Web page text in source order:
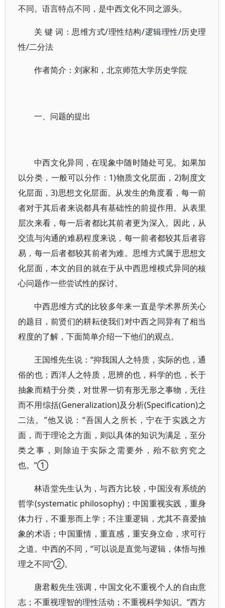
不同。语言特点不同，是中西文化不同之源头。
关 键 词：思维方式/理性结构/逻辑理性/历史理
性/二分法
作者简介：刘家和，北京师范大学历史学院
一、问题的提出
中西文化异同，在现象中随时随处可见。如果加
以分类，一般可以分作：1)物质文化层面，2)制度文
化层面，3)思想文化层面。从发生的角度看，每一前
者对于其后者来说都具有基础性的前提作用。从表里
层次来看，每一后者都比其前者更为深入。因此，从
交流与沟通的难易程度来说，每一前者都较其后者容
易，每一后者都较其前者为难。思维方式属于思想文
化层面，本文的目的就在于从中西思维模式异同的核
心问题作一些尝试性的探讨。
中西思维方式的比较多年来一直是学术界所关心
的题目，前贤们的耕耘使我们对中西之同异有了相当
程度的了解，下面简单介绍一下他们的观点。
王国维先生说：“抑我国人之特质，实际的也，通
俗的也；西洋人之特质，思辨的也，科学的也，长于
抽象而精于分类，对世界一切有形无形之事物，无往
而不用综括(Generalization)及分析(Specification)之
二法。”他又说：“吾国人之所长，宁在于实践之方
面，而于理论之方面，则以具体的知识为满足，至分
类之事，则除迫于实际之需要外，殆不欲穷究之
也。”①
林语堂先生认为，与西方比较，中国没有系统的
哲学(systematic philosophy)；中国重视实践，重身
体力行，不重形而上学；不注重逻辑，尤其不喜爱抽
象的术语；中国重情，重直感，重安身立命，求可行
之道。中西的不同，“可以说是直觉与逻辑，体悟与推
理之不同”②。
唐君毅先生强调，中国文化不重视个人的自由意
志；不重视理智的理性活动；不重视科学知识。“西方